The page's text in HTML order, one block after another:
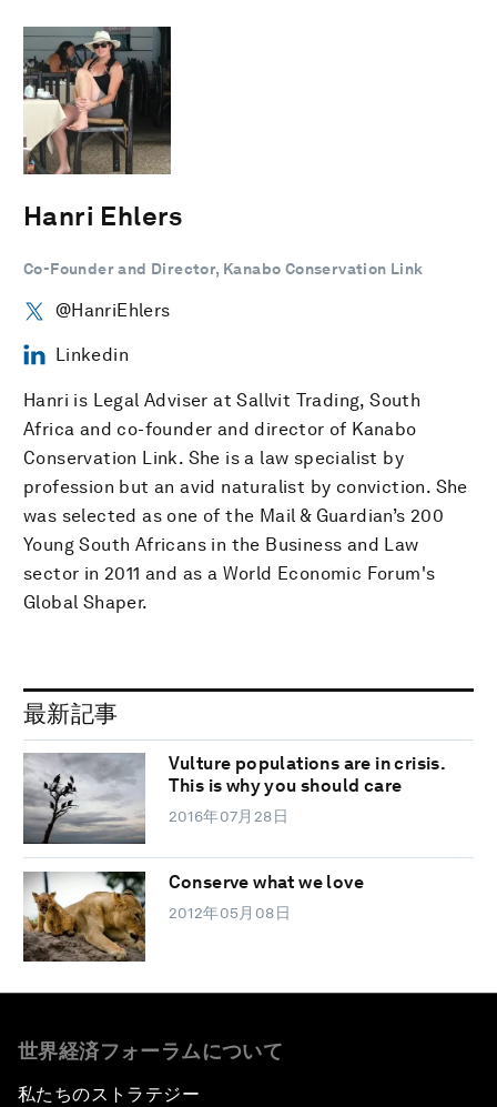
Hanri Ehlers
Co-Founder and Director, Kanabo Conservation Link
@HanriEhlers
Linkedin
Hanri is Legal Adviser at Sallvit Trading, South
Africa and co-founder and director of Kanabo
Conservation Link. She is a law specialist by
profession but an avid naturalist by conviction. She
was selected as one of the Mail & Guardian’s 200
Young South Africans in the Business and Law
sector in 2011 and as a World Economic Forum's
Global Shaper.
最新記事
Vulture populations are in crisis.
This is why you should care
2016年07月28日
Conserve what we love
2012年05月08日
世界経済フォーラムについて
私たちのストラテジー